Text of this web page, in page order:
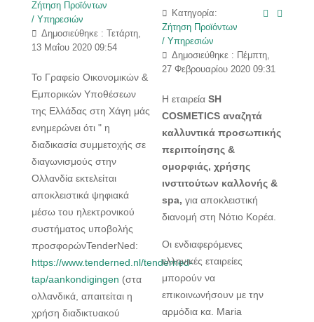
Ζήτηση Προϊόντων
/ Υπηρεσιών
Δημοσιεύθηκε : Τετάρτη,
13 Μαΐου 2020 09:54
Το Γραφείο Οικονομικών &
Εμπορικών Υποθέσεων
της Ελλάδας στη Χάγη μάς
ενημερώνει ότι " η
διαδικασία συμμετοχής σε
διαγωνισμούς στην
Ολλανδία εκτελείται
αποκλειστικά ψηφιακά
μέσω του ηλεκτρονικού
συστήματος υποβολής
προσφορώνTenderNed:
https://www.tenderned.nl/tenderned-
tap/aankondigingen (στα
ολλανδικά, απαιτείται η
χρήση διαδικτυακού
Κατηγορία:
Ζήτηση Προϊόντων
/ Υπηρεσιών
Δημοσιεύθηκε : Πέμπτη,
27 Φεβρουαρίου 2020 09:31
Η εταιρείαSH
COSMETICS αναζητά
καλλυντικά προσωπικής
περιποίησης &
ομορφιάς, χρήσης
ινστιτούτων καλλονής &
spa, για αποκλειστική
διανομή στη Νότιο Κορέα.
Οι ενδιαφερόμενες
ελληνικές εταιρείες
μπορούν να
επικοινωνήσουν με την
αρμόδια κα. Maria